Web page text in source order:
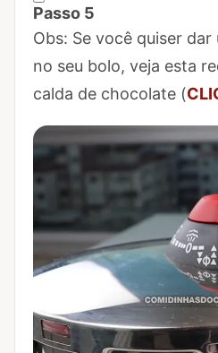
Passo 5
Marcar Passo 5 como
Obs: Se você quiser
no seu bolo, veja esta
calda de chocolate (